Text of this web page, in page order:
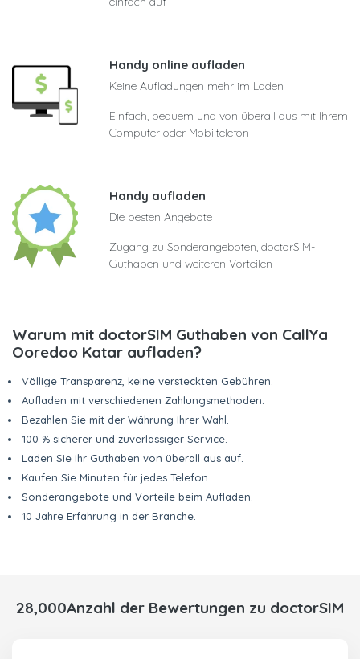
Handy online aufladen
Keine Aufladungen mehr im Laden
Einfach, bequem und von überall aus mit Ihrem
Computer oder Mobiltelefon
Handy aufladen
Die besten Angebote
Zugang zu Sonderangeboten, doctorSIM-
Guthaben und weiteren Vorteilen
Warum mit doctorSIM Guthaben von CallYa
Ooredoo Katar aufladen?
Völlige Transparenz, keine versteckten Gebühren.
Aufladen mit verschiedenen Zahlungsmethoden.
Bezahlen Sie mit der Währung Ihrer Wahl.
100 % sicherer und zuverlässiger Service.
Laden Sie Ihr Guthaben von überall aus auf.
Kaufen Sie Minuten für jedes Telefon.
Sonderangebote und Vorteile beim Aufladen.
10 Jahre Erfahrung in der Branche.
28,000Anzahl der Bewertungen zu doctorSIM